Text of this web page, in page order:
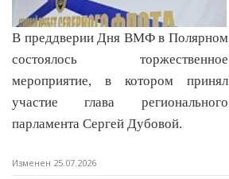
В преддверии Дня ВМФ в Полярном
состоялось торжественное
мероприятие, в котором принял
участие глава регионального
парламента Сергей Дубовой.
Изменен 25.07.2026